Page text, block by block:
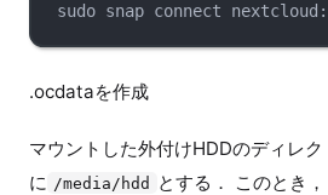
sudo snap connect
.ocdataを作成
マウントした外付けHDDのディレク
に /media/hdd とする． このとき，